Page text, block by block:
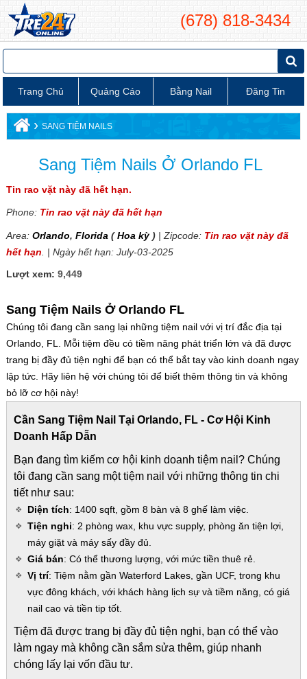
(678) 818-3434
Trang Chủ Quảng Cáo Bằng Nail Đăng Tin
› SANG TIỆM NAILS
Sang Tiệm Nails Ở Orlando FL
Tin rao vặt này đã hết hạn.
Phone: Tin rao vặt này đã hết hạn
Area: Orlando, Florida (Hoa kỳ)| Zipcode: Tin rao vặt này đã
hết hạn . | Ngày hết hạn: July-03-2025
Lượt xem: 9,449
Sang Tiệm Nails Ở Orlando FL
Chúng tôi đang cần sang lại những tiệm nail với vị trí đắc địa tại
Orlando, FL. Mỗi tiệm đều có tiềm năng phát triển lớn và đã được
trang bị đầy đủ tiện nghi để bạn có thể bắt tay vào kinh doanh ngay
lập tức. Hãy liên hệ với chúng tôi để biết thêm thông tin và không
bỏ lỡ cơ hội này!
Cần Sang Tiệm Nail Tại Orlando, FL - Cơ Hội Kinh
Doanh Hấp Dẫn
Bạn đang tìm kiếm cơ hội kinh doanh tiệm nail? Chúng
tôi đang cần sang một tiệm nail với những thông tin chi
tiết như sau:
Diện tích: 1400 sqft, gồm 8 bàn và 8 ghế làm việc.
Tiện nghi: 2 phòng wax, khu vực supply, phòng ăn tiện lợi,
máy giặt và máy sấy đầy đủ.
Giá bán: Có thể thương lượng, với mức tiền thuê rẻ.
Vị trí: Tiệm nằm gần Waterford Lakes, gần UCF, trong khu
vực đông khách, với khách hàng lịch sự và tiềm năng, có giá
nail cao và tiền tip tốt.
Tiệm đã được trang bị đầy đủ tiện nghi, bạn có thể vào
làm ngay mà không cần sắm sửa thêm, giúp nhanh
chóng lấy lại vốn đầu tư.